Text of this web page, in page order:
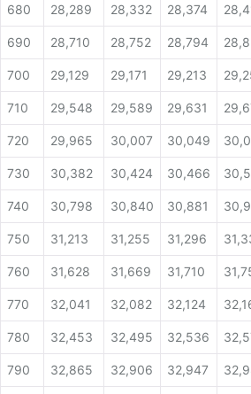
680 28,289 28,332 28,374
690 28,710 28,752 28,794
700 29,129 29,171 29,213
710 29,548 29,589 29,631
720 29,965 30,007 30,049
730 30,382 30,424 30,466
740 30,798 30,840 30,881
750 31,213 31,255 31,296
760 31,628 31,669 31,710
770 32,041 32,082 32,124
780 32,453 32,495 32,536
790 32,865 32,906 32,947